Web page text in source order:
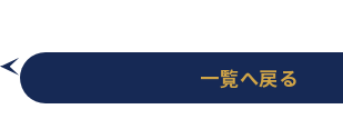
一覧へ戻る